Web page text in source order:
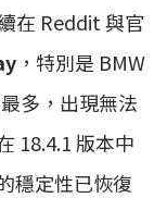
在 Reddit 與官
，特別是 BMW
多，出現無法
18.4.1 版本中
穩定性已恢復